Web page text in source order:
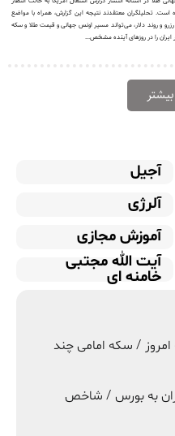
است. تحلیلگران معتقدند نتیجه این گزارش، همراه با مواضع
رزرو و روند دلار، می‌تواند مسیر اونس جهانی و قیمت طلا و سکه
ایران را در روزهای آینده مشخص...
آجیل
آلرژی
آموزش مجازی
آیت الله مجتبی
خامنه ای
/ سکه امامی چند
به بورس / شاخص